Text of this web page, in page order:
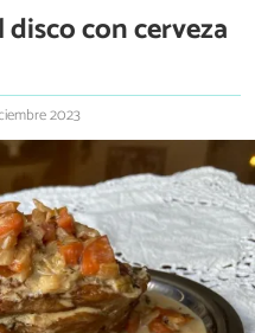
con cerveza
2023